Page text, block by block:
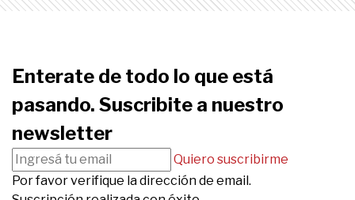
Enterate de todo lo que está
pasando. Suscribite a nuestro
newsletter
Quiero suscribirme
Por favor verifique la dirección de email.